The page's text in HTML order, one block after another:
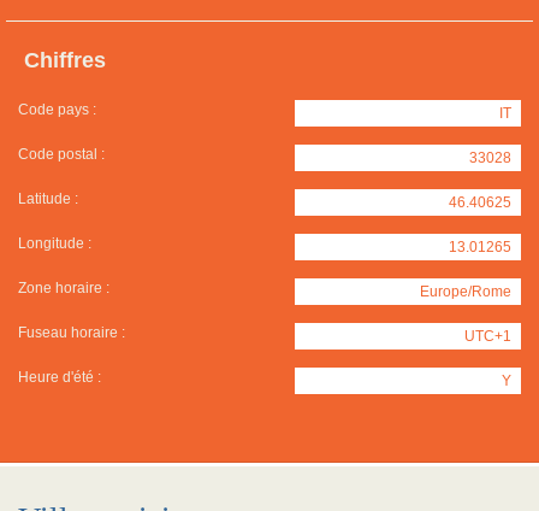
Chiffres
Code pays : IT
Code postal : 33028
Latitude : 46.40625
Longitude : 13.01265
Zone horaire : Europe/Rome
Fuseau horaire : UTC+1
Heure d'été : Y